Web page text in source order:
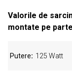
Valorile de
montate pe
Putere 125 Watt